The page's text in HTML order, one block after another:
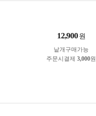
12,900 원
낱개구매가능
주문시결제 3,000원